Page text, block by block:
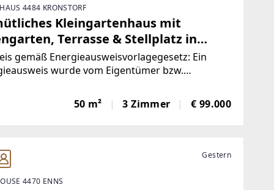
4484 KRONSTORF
Kleingartenhaus mit
Terrasse & Stellplatz in
gemäß Energieausweisvorlagegesetz: Ein
wurde vom Eigentümer bzw.
Vorlagepflicht, sowie Aufforderung zu seiner
noch nicht vorgelegt. Daher gilt zumindest
50 m² 3 Zimmer € 99.000
Gestern
4470 ENNS